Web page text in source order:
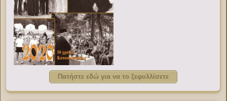
Πατήστε εδώ για να το ξεφυλλίσετε